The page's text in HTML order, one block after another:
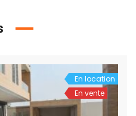
En location
En vente